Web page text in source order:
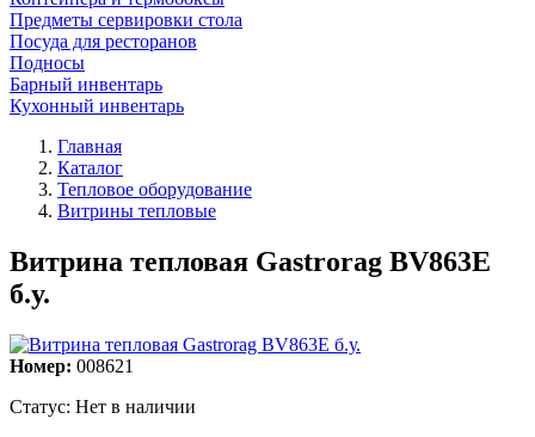
Предметы сервировки стола
Посуда для ресторанов
Подносы
Барный инвентарь
Кухонный инвентарь
Главная
Каталог
Тепловое оборудование
Витрины тепловые
Витрина тепловая Gastrorag BV863E
б.у.
Номер: 008621
Статус: Нет в наличии